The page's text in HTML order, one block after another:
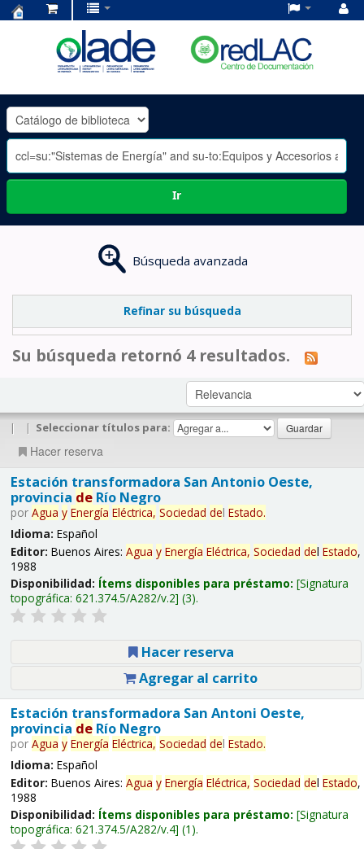
OLADE
-
Ir
Búsqueda avanzada
Refinar su búsqueda
Su búsqueda retornó 4 resultados.
| | Seleccionar títulos para:
Hacer reserva
Estación transformadora San Antonio Oeste,
provincia deRío Negro
por Agua y Energía Eléctrica, Sociedad del Estado.
Idioma: Español
Editor: Buenos Aires: Agua y Energía Eléctrica, Sociedad del Estado,
1988
Disponibilidad: Ítems disponibles para préstamo: Signatura
topográfica: 621.374.5/A282/v.2 (3).
Hacer reserva
Agregar al carrito
Estación transformadora San Antoni Oeste,
provincia deRío Negro
por Agua y Energía Eléctrica, Sociedad del Estado.
Idioma: Español
Editor: Buenos Aires: Agua y Energía Eléctrica, Sociedad del Estado,
1988
Disponibilidad: Ítems disponibles para préstamo: Signatura
topográfica: 621.374.5/A282/v.4 (1).